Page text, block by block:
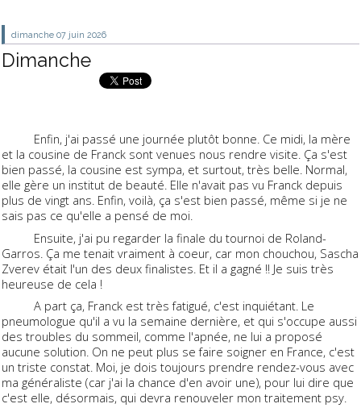
dimanche 07 juin 2026
Dimanche
Enfin, j'ai passé une journée plutôt bonne. Ce midi, la mère
et la cousine de Franck sont venues nous rendre visite. Ça s'est
bien passé, la cousine est sympa, et surtout, très belle. Normal,
elle gère un institut de beauté. Elle n'avait pas vu Franck depuis
plus de vingt ans. Enfin, voilà, ça s'est bien passé, même si je ne
sais pas ce qu'elle a pensé de moi.
Ensuite, j'ai pu regarder la finale du tournoi de Roland-
Garros. Ça me tenait vraiment à coeur, car mon chouchou, Sascha
Zverev était l'un des deux finalistes. Et il a gagné !! Je suis très
heureuse de cela !
A part ça, Franck est très fatigué, c'est inquiétant. Le
pneumologue qu'il a vu la semaine dernière, et qui s'occupe aussi
des troubles du sommeil, comme l'apnée, ne lui a proposé
aucune solution. On ne peut plus se faire soigner en France, c'est
un triste constat. Moi, je dois toujours prendre rendez-vous avec
ma généraliste (car j'ai la chance d'en avoir une), pour lui dire que
c'est elle, désormais, qui devra renouveler mon traitement psy.